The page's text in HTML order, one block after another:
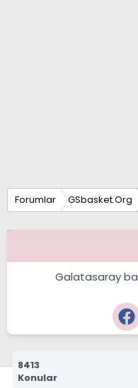
Forumlar GSbasket.Org
Galatasaray
8413
Konular